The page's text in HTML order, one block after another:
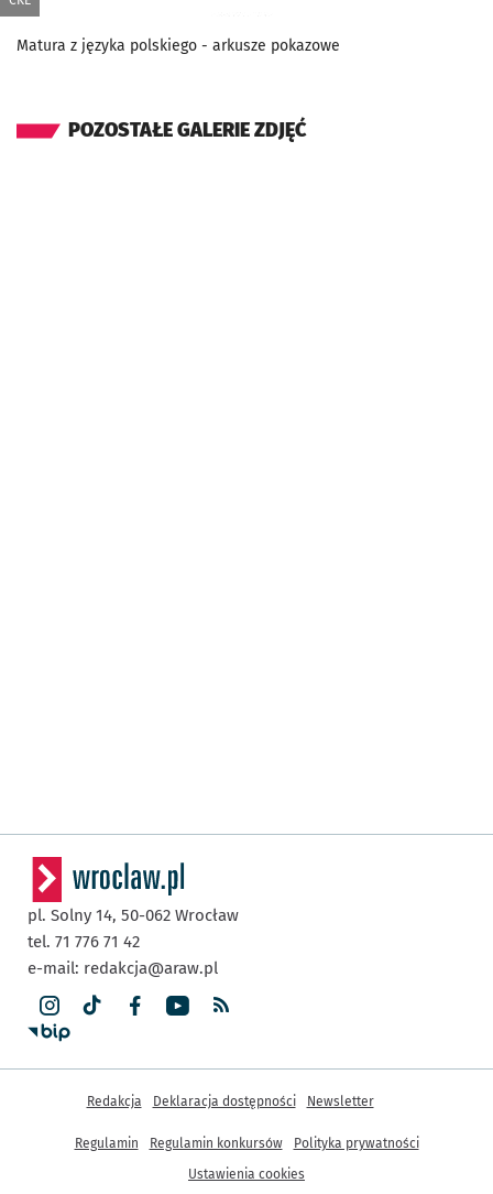
Matura z języka polskiego - arkusze pokazowe
POZOSTAŁE GALERIE ZDJĘĆ
pl. Solny 14, 50-062 Wrocław
tel. 71 776 71 42
e-mail: redakcja@araw.pl
Inne informacje
Redakcja Deklaracja dostępności Newsletter
Regulamin Regulamin konkursów
Polityka prywatności
Ustawienia cookies